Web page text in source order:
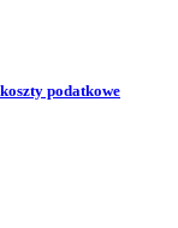
podatkowe